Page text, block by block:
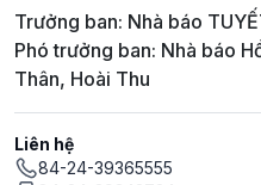
Trưởng ban: Nhà báo
Phó trưởng ban: Nhà báo
Thân, Hoài Thu
Liên hệ
84-24-39365555